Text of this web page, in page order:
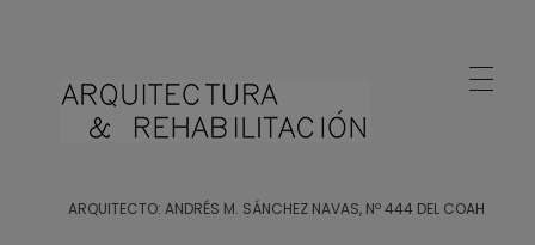
ARQUITECTO: ANDRÉS M. SÁNCHEZ NAVAS, Nº 444 DEL COAH